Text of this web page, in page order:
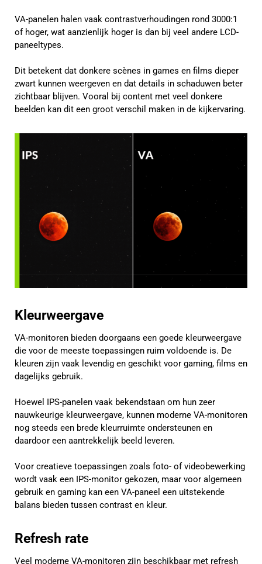
VA-panelen halen vaak contrastverhoudingen rond 3000:1
of hoger, wat aanzienlijk hoger is dan bij veel andere LCD-
paneeltypes.
Dit betekent dat donkere scènes in games en films dieper
zwart kunnen weergeven en dat details in schaduwen beter
zichtbaar blijven. Vooral bij content met veel donkere
beelden kan dit een groot verschil maken in de kijkervaring.
Kleurweergave
VA-monitoren bieden doorgaans een goede kleurweergave
die voor de meeste toepassingen ruim voldoende is. De
kleuren zijn vaak levendig en geschikt voor gaming, films en
dagelijks gebruik.
Hoewel IPS-panelen vaak bekendstaan om hun zeer
nauwkeurige kleurweergave, kunnen moderne VA-monitoren
nog steeds een brede kleurruimte ondersteunen en
daardoor een aantrekkelijk beeld leveren.
Voor creatieve toepassingen zoals foto- of videobewerking
wordt vaak een IPS-monitor gekozen, maar voor algemeen
gebruik en gaming kan een VA-paneel een uitstekende
balans bieden tussen contrast en kleur.
Refresh rate
Veel moderne VA-monitoren zijn beschikbaar met refresh